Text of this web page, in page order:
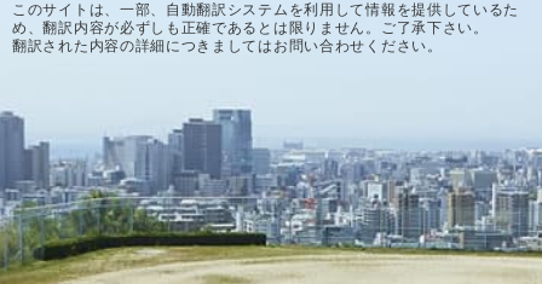
このサイトは、一部、自動翻訳システムを利用して情報を提供しているた
め、翻訳内容が必ずしも正確であるとは限りません。ご了承下さい。
翻訳された内容の詳細につきましてはお問い合わせください。